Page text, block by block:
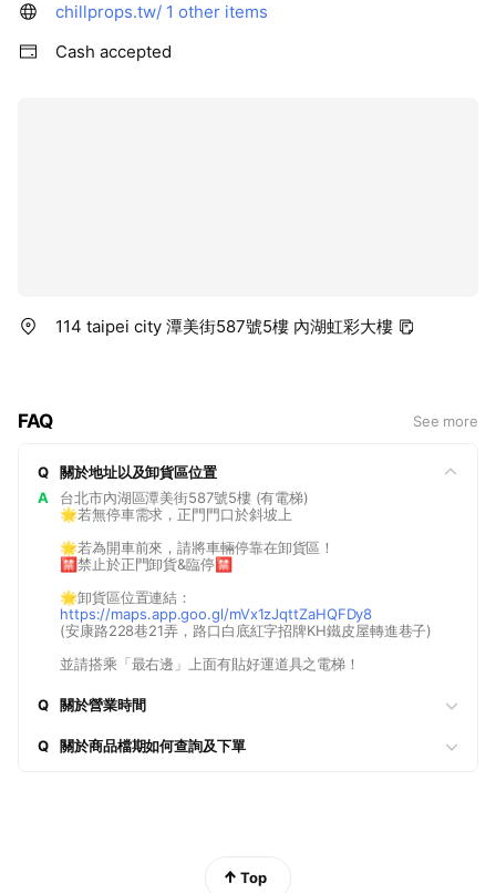
chillprops.tw/ 1 other items
Cash accepted
114 taipei city 潭美街587號5樓 內湖虹彩大樓
FAQ See more
Q
關於地址以及卸貨區位置
A
台北市內湖區潭美街587號5樓 (有電梯)
🌟若無停車需求，正門門口於斜坡上
🌟若為開車前來，請將車輛停靠在卸貨區！
🈲️禁止於正門卸貨&臨停🈲️
🌟卸貨區位置連結：
https://maps.app.goo.gl/mVx1zJqttZaHQFDy8
(安康路228巷21弄，路口白底紅字招牌KH鐵皮屋轉進巷子)
並請搭乘「最右邊」上面有貼好運道具之電梯！
Q 關於營業時間
Q 關於商品檔期如何查詢及下單
Top